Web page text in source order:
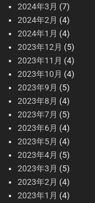
2024年3月 (7)
2024年2月 (4)
2024年1月 (4)
2023年12月 (5)
2023年11月 (4)
2023年10月 (4)
2023年9月 (5)
2023年8月 (4)
2023年7月 (5)
2023年6月 (4)
2023年5月 (4)
2023年4月 (5)
2023年3月 (5)
2023年2月 (4)
2023年1月 (4)